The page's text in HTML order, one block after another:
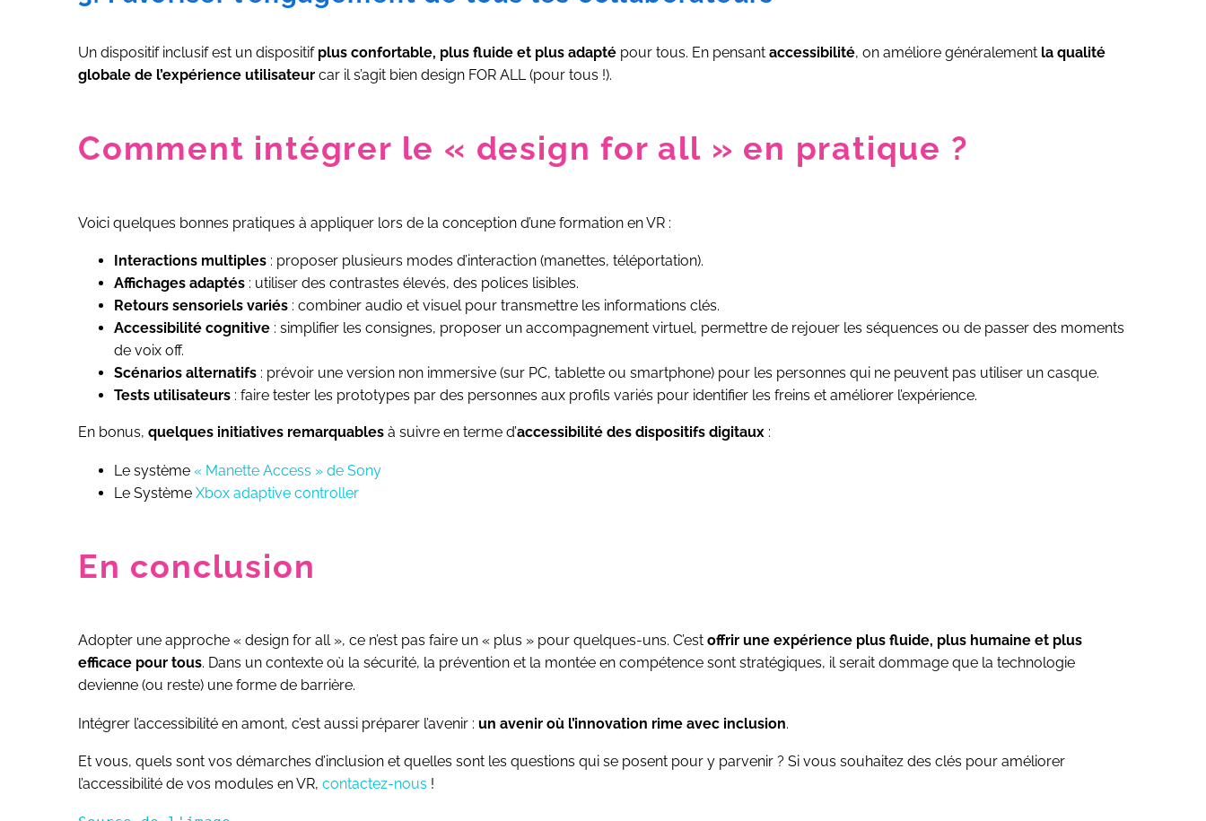
Un dispositif inclusif est un dispositif plus confortable, plus fluide et plus adapté pour tous. En pensant accessibilité, on améliore généralement la qualité
globale de l’expérience utilisateur car il s’agit bien design FOR ALL (pour tous !).
Comment intégrer le « design for all » en pratique ?
Voici quelques bonnes pratiques à appliquer lors de la conception d’une formation en VR :
Interactions multiples : proposer plusieurs modes d’interaction (manettes, téléportation).
Affichages adaptés : utiliser des contrastes élevés, des polices lisibles.
Retours sensoriels variés : combiner audio et visuel pour transmettre les informations clés.
Accessibilité cognitive : simplifier les consignes, proposer un accompagnement virtuel, permettre de rejouer les séquences ou de passer des moments
de voix off.
Scénarios alternatifs : prévoir une version non immersive (sur PC, tablette ou smartphone) pour les personnes qui ne peuvent pas utiliser un casque.
Tests utilisateurs : faire tester les prototypes par des personnes aux profils variés pour identifier les freins et améliorer l’expérience.
En bonus, quelques initiatives remarquables à suivre en terme d’accessibilité des dispositifs digitaux :
Le système « Manette Access » de Sony
Le Système Xbox adaptive controller
En conclusion
Adopter une approche « design for all », ce n’est pas faire un « plus » pour quelques-uns. C’est offrir une expérience plus fluide, plus humaine et plus
efficace pour tous. Dans un contexte où la sécurité, la prévention et la montée en compétence sont stratégiques, il serait dommage que la technologie
devienne (ou reste) une forme de barrière.
Intégrer l’accessibilité en amont, c’est aussi préparer l’avenir : un avenir où l’innovation rime avec inclusion.
Et vous, quels sont vos démarches d’inclusion et quelles sont les questions qui se posent pour y parvenir ? Si vous souhaitez des clés pour améliorer
l’accessibilité de vos modules en VR, contactez-nous !